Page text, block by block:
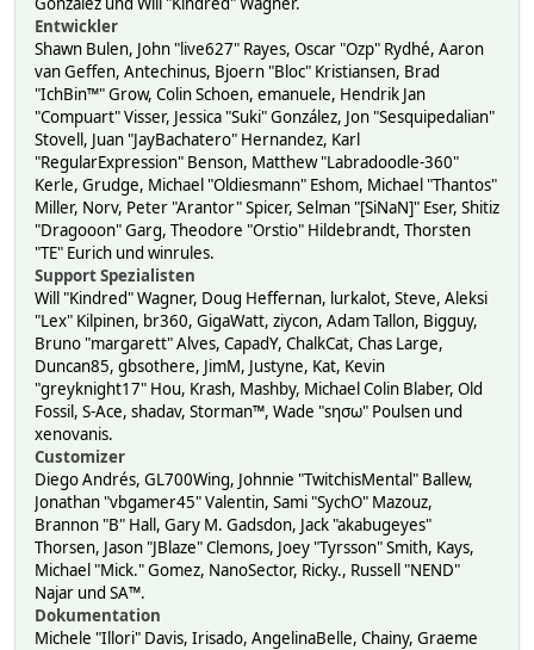
Entwickler
Shawn Bulen, John "live627" Rayes, Oscar "Ozp" Rydhé, Aaron
van Geffen, Antechinus, Bjoern "Bloc" Kristiansen, Brad
"IchBin™" Grow, Colin Schoen, emanuele, Hendrik Jan
"Compuart" Visser, Jessica "Suki" González, Jon "Sesquipedalian"
Stovell, Juan "JayBachatero" Hernandez, Karl
"RegularExpression" Benson, Matthew "Labradoodle-360"
Kerle, Grudge, Michael "Oldiesmann" Eshom, Michael "Thantos"
Miller, Norv, Peter "Arantor" Spicer, Selman "[SiNaN]" Eser, Shitiz
"Dragooon" Garg, Theodore "Orstio" Hildebrandt, Thorsten
"TE" Eurich und winrules.
Support Spezialisten
Will "Kindred" Wagner, Doug Heffernan, lurkalot, Steve, Aleksi
"Lex" Kilpinen, br360, GigaWatt, ziycon, Adam Tallon, Bigguy,
Bruno "margarett" Alves, CapadY, ChalkCat, Chas Large,
Duncan85, gbsothere, JimM, Justyne, Kat, Kevin
"greyknight17" Hou, Krash, Mashby, Michael Colin Blaber, Old
Fossil, S-Ace, shadav, Storman™, Wade "sησω" Poulsen und
xenovanis.
Customizer
Diego Andrés, GL700Wing, Johnnie "TwitchisMental" Ballew,
Jonathan "vbgamer45" Valentin, Sami "SychO" Mazouz,
Brannon "B" Hall, Gary M. Gadsdon, Jack "akabugeyes"
Thorsen, Jason "JBlaze" Clemons, Joey "Tyrsson" Smith, Kays,
Michael "Mick." Gomez, NanoSector, Ricky., Russell "NEND"
Najar und SA™.
Dokumentation
Michele "Illori" Davis, Irisado, AngelinaBelle, Chainy, Graeme